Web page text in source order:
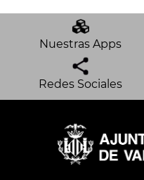
Nuestras Apps
Redes Sociales